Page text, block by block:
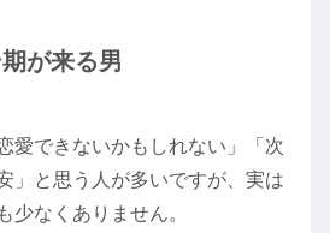
が来る男
愛できないかもしれない」「次
」と思う人が多いですが、実は
少なくありません。